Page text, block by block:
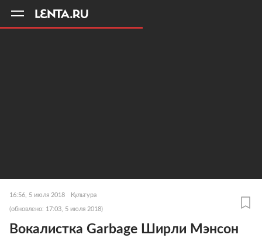
16:56, 5 июля 2018 Культура
(обновлено: 17:03, 5 июля 2018)
Вокалистка Garbage Ширли Мэнсон